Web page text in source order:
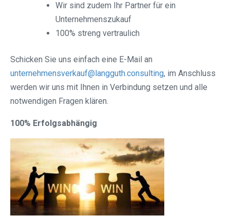
Wir sind zudem Ihr Partner für ein
Unternehmenszukauf
100% streng vertraulich
Schicken Sie uns einfach eine E-Mail an
unternehmensverkauf@langguth.consulting, im Anschluss
werden wir uns mit Ihnen in Verbindung setzen und alle
notwendigen Fragen klären.
100% Erfolgsabhängig